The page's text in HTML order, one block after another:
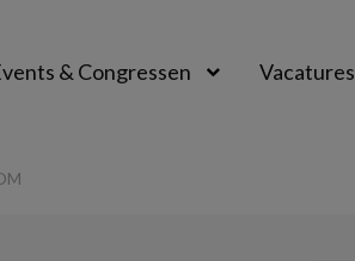
& Congressen Vacatures